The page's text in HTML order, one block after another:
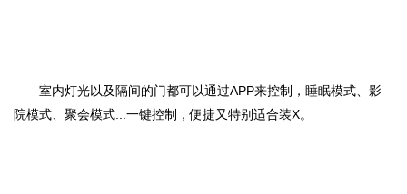
室内灯光以及隔间的门都可以通过APP来控制，睡眠模式、影
院模式、聚会模式...一键控制，便捷又特别适合装X。